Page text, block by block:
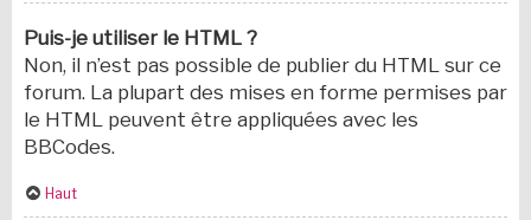
Puis-je utiliser le HTML ?
Non, il n’est pas possible de publier du HTML sur ce
forum. La plupart des mises en forme permises par
le HTML peuvent être appliquées avec les
BBCodes.
Haut